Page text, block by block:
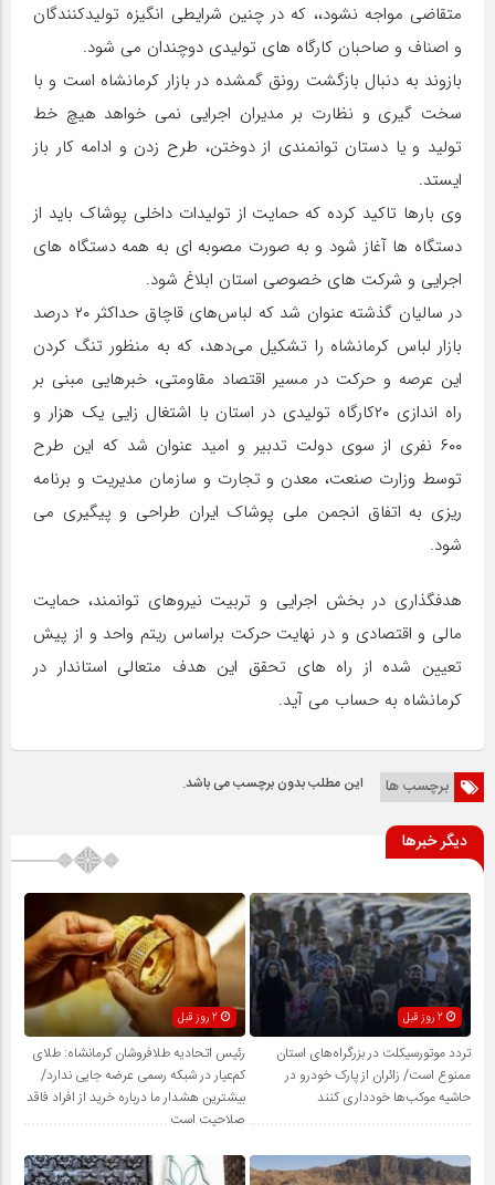
متقاضی مواجه نشود،، که در چنین شرایطی انگیزه تولیدکنندگان
و اصناف و صاحبان کارگاه های تولیدی دوچندان می شود.
بازوند به دنبال بازگشت رونق گمشده در بازار کرمانشاه است و با
سخت گیری و نظارت بر مدیران اجرایی نمی خواهد هیچ خط
تولید و یا دستان توانمندی از دوختن، طرح زدن و ادامه کار باز
ایستد.
وی بارها تاکید کرده که حمایت از تولیدات داخلی پوشاک باید از
دستگاه ها آغاز شود و به صورت مصوبه ای به همه دستگاه های
اجرایی و شرکت های خصوصی استان ابلاغ شود.
در سالیان گذشته عنوان شد که لباس‌های قاچاق حداکثر ۲۰ درصد
بازار لباس کرمانشاه را تشکیل می‌دهد، که به منظور تنگ کردن
این عرصه و حرکت در مسیر اقتصاد مقاومتی، خبرهایی مبنی بر
راه اندازی ۲۰کارگاه تولیدی در استان با اشتغال زایی یک هزار و
۶۰۰ نفری از سوی دولت تدبیر و امید عنوان شد که این طرح
توسط وزارت صنعت، معدن و تجارت و سازمان مدیریت و برنامه
ریزی به اتفاق انجمن ملی پوشاک ایران طراحی و پیگیری می
شود.
هدفگذاری در بخش اجرایی و تربیت نیروهای توانمند، حمایت
مالی و اقتصادی و در نهایت حرکت براساس ریتم واحد و از پیش
تعیین شده از راه های تحقق این هدف متعالی استاندار در
کرمانشاه به حساب می آید.
برچسب ها این مطلب بدون برچسب می باشد.
دیگر خبرها
2 روز قبل
تردد موتورسیکلت در بزرگراه‌های استان
ممنوع است/ زائران از پارک خودرو در
حاشیه موکب‌ها خودداری کنند
رئیس اتحادیه طلافروشان کرمانشاه: طلای
کم‌عیار در شبکه رسمی عرضه جایی ندارد/
بیشترین هشدار ما درباره خرید از افراد فاقد
صلاحیت است